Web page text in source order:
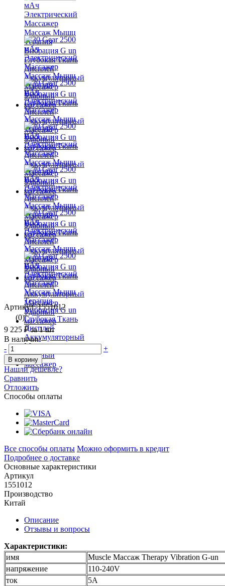
Артикул: 1551012
(0)
9 225 ₽за 1 шт
В наличии
-
+
В корзину
Нашли дешевле?
Сравнить
Отложить
Способы оплаты
Все способы оплаты Можно оформить в кредит
Подробнее о доставке
Основные характеристики
Артикул
1551012
Производство
Китай
Описание
Отзывы и вопросы
Характеристики:
имя
Muscle Массаж Therapy Vibration G-un
напряжение
110-240V
ток
5A